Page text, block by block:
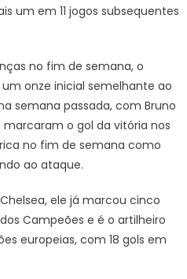
um em 11 jogos subsequentes
no fim de semana, o
onze inicial semelhante ao
semana passada, com Bruno
marcaram o gol da vitória nos
no fim de semana como
ao ataque.
ele já marcou cinco
Campeões e é o artilheiro
europeias, com 18 gols em